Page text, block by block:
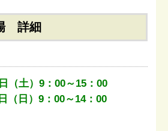
詳細
（土）9：00～15：00
9：00～14：00